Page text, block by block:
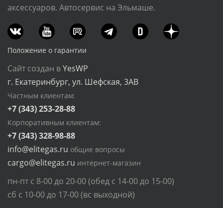
аксессуаров. Автосервис на Эльмаше.
Положение о гарантии
Сайт создан вYesWP
г. Екатеринбург, ул. Шефская, 3АВ
Частным клиентам:
+7 (343) 253-28-88
Корпоративным клиентам:
+7 (343) 328-98-88
info@elitegas.ru общие вопросы
cargo@elitegas.ru интернет-магазин
пн-пт с 8-00 до 20-00 (обед с 14-00 до 15-00)
сб с 10-00 до 17-00 (вс выходной)